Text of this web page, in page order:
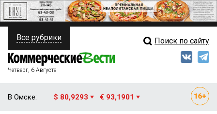
ПОЛИТИКА
ФИНАНСЫ
Свежий выпуск
Все рубрики Поиск по сайту
Четверг, 6 Августа
В Омске: $ 80,9293 € 93,1901